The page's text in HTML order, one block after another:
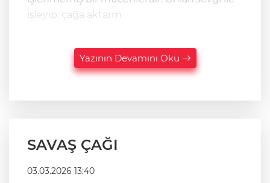
işleyip, çağa aktarm
Yazının Devamını Oku
SAVAŞ ÇAĞI
03.03.2026 13:40